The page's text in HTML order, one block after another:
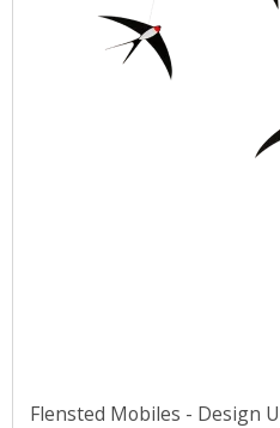
Flensted Mobiles - Design